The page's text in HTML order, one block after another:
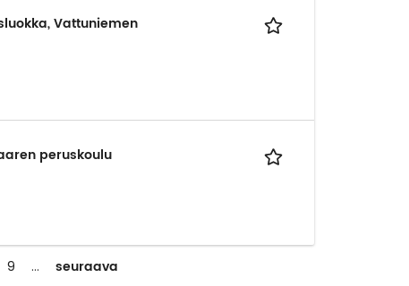
Vattuniemen
peruskoulu
9 … seuraava